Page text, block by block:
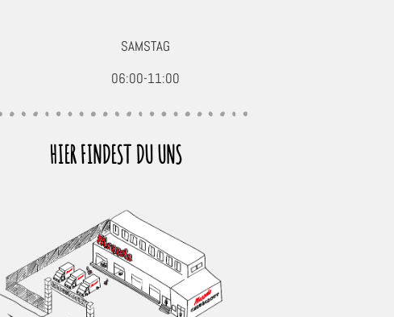
SAMSTAG
06:00-11:00
HIER FINDEST DU UNS